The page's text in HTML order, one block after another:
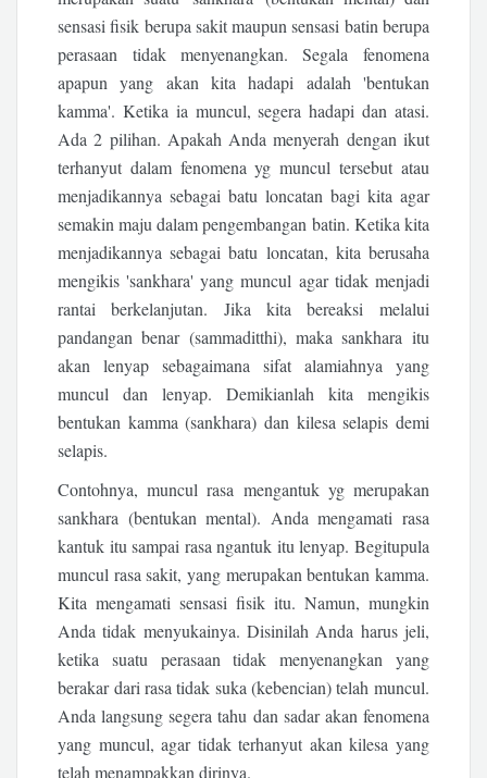
sensasi fisik berupa sakit maupun sensasi batin berupa
perasaan tidak menyenangkan. Segala fenomena
apapun yang akan kita hadapi adalah 'bentukan
kamma'. Ketika ia muncul, segera hadapi dan atasi.
Ada 2 pilihan. Apakah Anda menyerah dengan ikut
terhanyut dalam fenomena yg muncul tersebut atau
menjadikannya sebagai batu loncatan bagi kita agar
semakin maju dalam pengembangan batin. Ketika kita
menjadikannya sebagai batu loncatan, kita berusaha
mengikis 'sankhara' yang muncul agar tidak menjadi
rantai berkelanjutan. Jika kita bereaksi melalui
pandangan benar (sammaditthi), maka sankhara itu
akan lenyap sebagaimana sifat alamiahnya yang
muncul dan lenyap. Demikianlah kita mengikis
bentukan kamma (sankhara) dan kilesa selapis demi
selapis.
Contohnya, muncul rasa mengantuk yg merupakan
sankhara (bentukan mental). Anda mengamati rasa
kantuk itu sampai rasa ngantuk itu lenyap. Begitupula
muncul rasa sakit, yang merupakan bentukan kamma.
Kita mengamati sensasi fisik itu. Namun, mungkin
Anda tidak menyukainya. Disinilah Anda harus jeli,
ketika suatu perasaan tidak menyenangkan yang
berakar dari rasa tidak suka (kebencian) telah muncul.
Anda langsung segera tahu dan sadar akan fenomena
yang muncul, agar tidak terhanyut akan kilesa yang
telah menampakkan dirinya.